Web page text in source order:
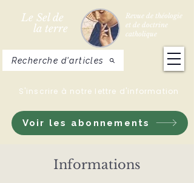
Le Sel de
la terre
Revue de théologie
et de doctrine
catholique
Voir les abonnements
S'inscrire à notre lettre d'information
Recherche d'articles
Informations